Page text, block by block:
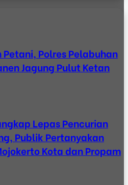
Petani, Polres Pelabuhan
Jagung Pulut Ketan
Lepas Pencurian
Publik Pertanyakan
Kota dan Propam